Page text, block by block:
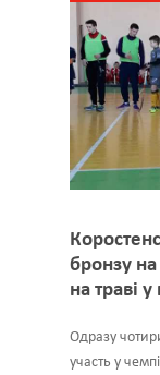
бронзу на
на траві
Одразу
участь у